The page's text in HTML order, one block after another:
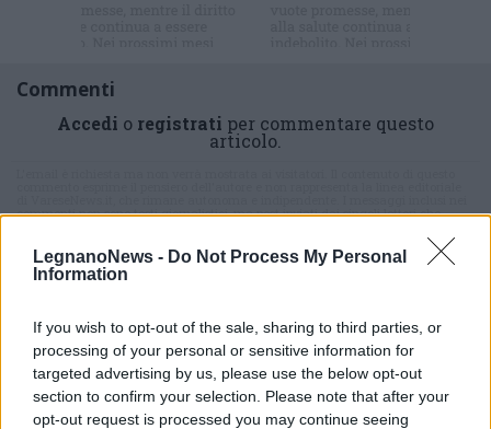
LegnanoNews - Do Not Process My Personal
Information
If you wish to opt-out of the sale, sharing to third parties, or
processing of your personal or sensitive information for
targeted advertising by us, please use the below opt-out
section to confirm your selection. Please note that after your
opt-out request is processed you may continue seeing
Commenti
Accedi o registrati per commentare questo
articolo.
commenti non sono testi giornalistici, ma post inviati dai singoli lettori che
che includano uno o più link a siti esterni verranno rimossi in automatico dal
sistema.